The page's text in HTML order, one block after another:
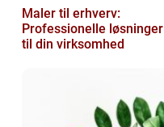
Maler til erhverv:
Professionelle løsninger
til din virksomhed